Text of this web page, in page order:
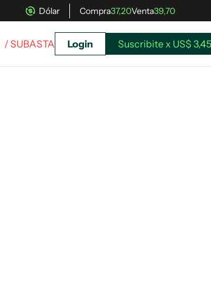
Dólar Compra37,20Venta39,70
/ SUBASTA Login Suscribite x US$ 3,45